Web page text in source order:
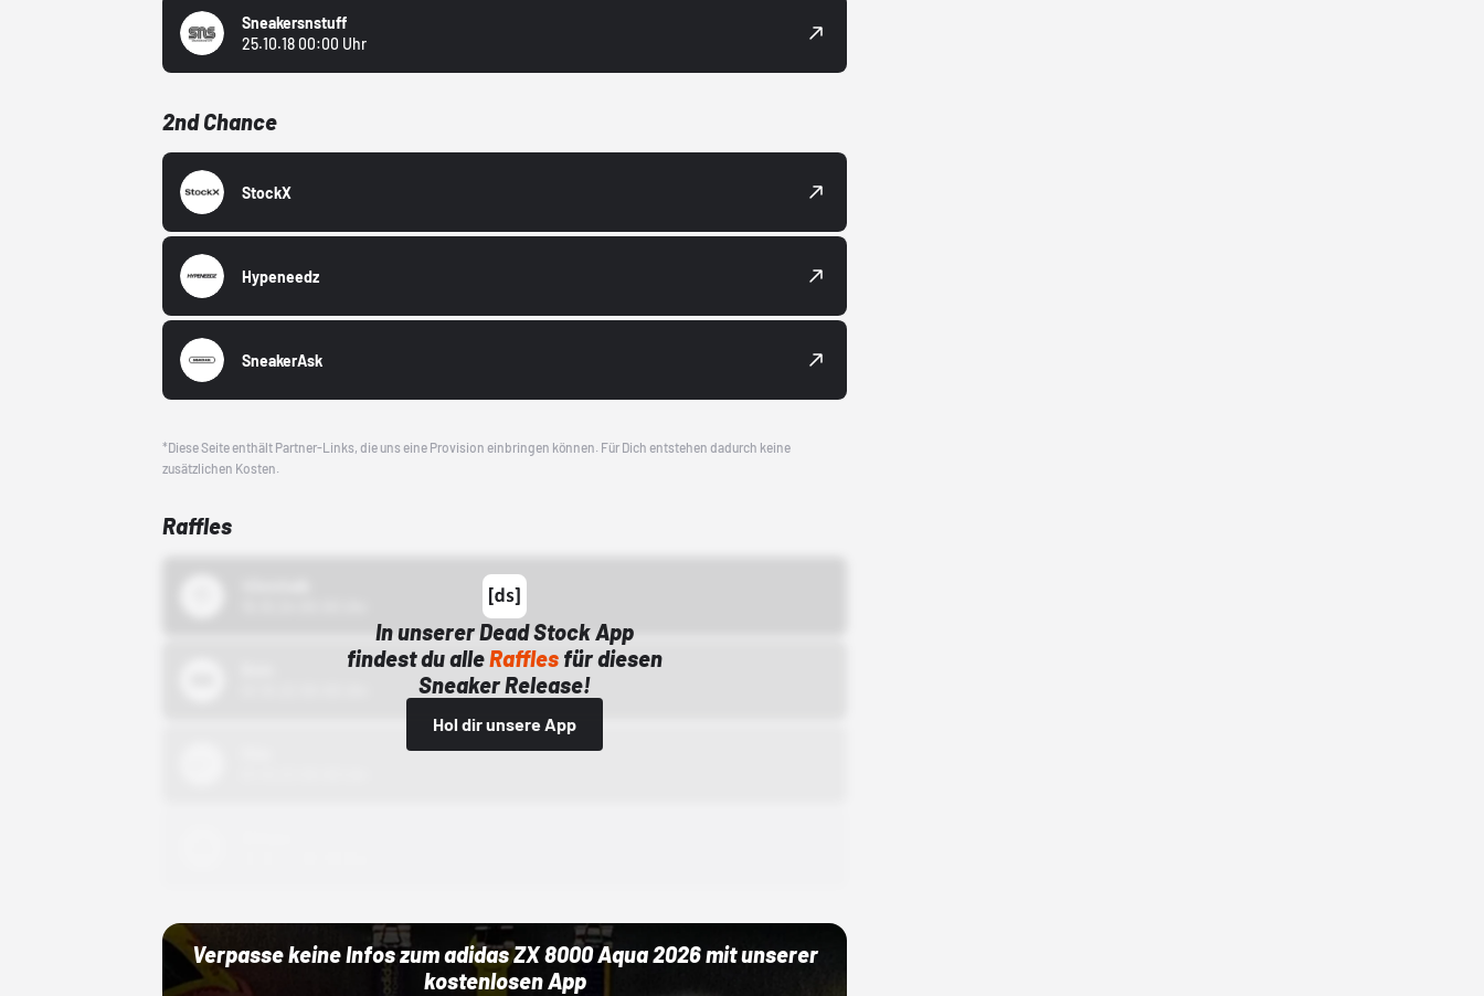
Sneakersnstuff
25.10.18 00:00 Uhr
2nd Chance
StockX
Hypeneedz
SneakerAsk
*Diese Seite enthält Partner-Links, die uns eine Provision einbringen können. Für Dich entstehen dadurch keine
zusätzlichen Kosten.
Raffles
In unserer Dead Stock App
findest du alleRaffles für diesen
Sneaker Release!
Hol dir unsere App
Verpasse keine Infos zum adidas ZX 8000 Aqua 2026 mit unserer
kostenlosen App